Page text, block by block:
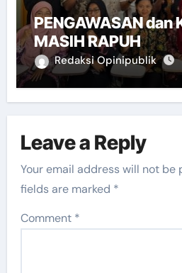
PENGAWASAN dan
MASIH RAPUH
Redaksi Opinipublik
Leave a Reply
Your email address will not be
fields are marked *
Comment *